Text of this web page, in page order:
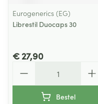
Eurogenerics (EG)
Librestil Duocaps 30
€ 27,90
Bestel